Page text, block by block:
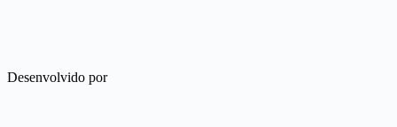
Desenvolvido por